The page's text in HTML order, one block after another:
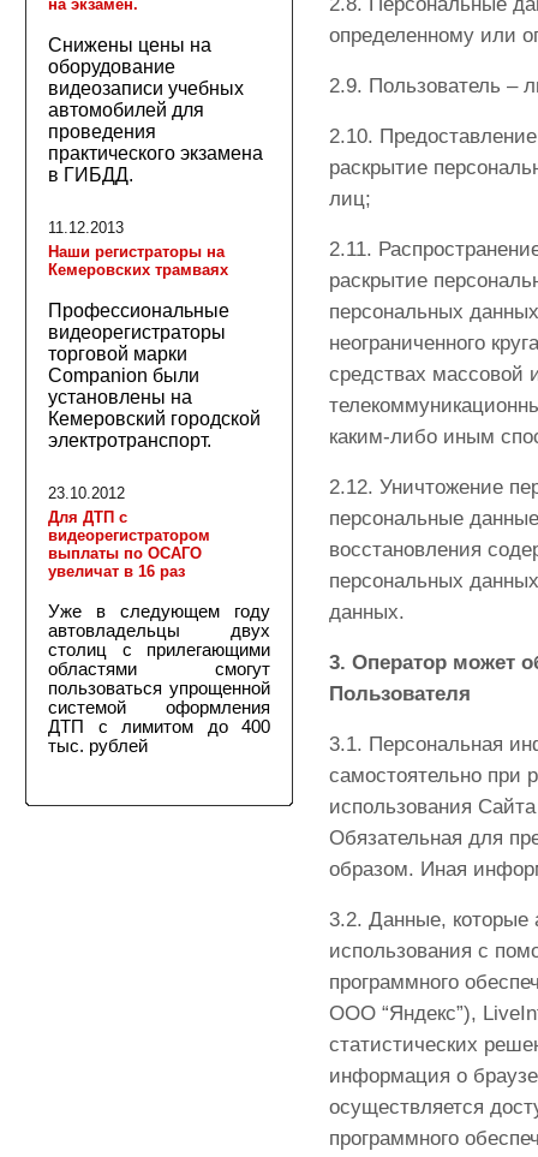
на экзамен.
Снижены цены на
оборудование
видеозаписи учебных
автомобилей для
проведения
практического экзамена
в ГИБДД.
11.12.2013
Наши регистраторы на
Кемеровских трамваях
Профессиональные
видеорегистраторы
торговой марки
Companion были
установлены на
Кемеровский городской
электротранспорт.
23.10.2012
Для ДТП с
видеорегистратором
выплаты по ОСАГО
увеличат в 16 раз
Уже в следующем году
автовладельцы двух
столиц с прилегающими
областями смогут
пользоваться упрощенной
системой оформления
ДТП с лимитом до 400
тыс. рублей
определенному или
2.9. Пользователь –
2.10.
раскрытие
лиц;
2.11.
раскрытие
персональных
неограниченного
средствах
каким-либо иным
2.12. Уничтожение
персональные
восстановления
персональных
данных.
3. Оператор может
Пользователя
3.1. Персональная
самостоятельно при
использования
Обязательная для
образом. Иная
3.2. Данные, которые
использования с
программного
ООО “Яндекс”),
статистических
информация о
осуществляется
программного